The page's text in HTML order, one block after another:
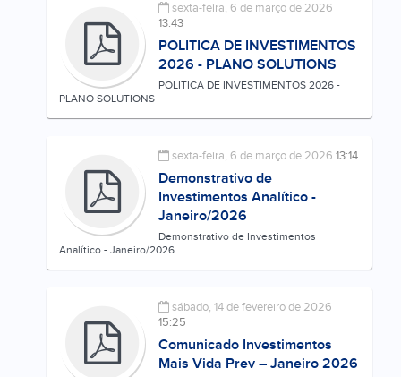
sexta-feira, 6 de março de 2026
13:43
POLITICA DE INVESTIMENTOS
2026 - PLANO SOLUTIONS
POLITICA DE INVESTIMENTOS 2026 -
PLANO SOLUTIONS
sexta-feira, 6 de março de 202613:14
Demonstrativo de
Investimentos Analítico -
Janeiro/2026
Demonstrativo de Investimentos
Analítico - Janeiro/2026
sábado, 14 de fevereiro de 2026
15:25
Comunicado Investimentos
Mais Vida Prev – Janeiro 2026